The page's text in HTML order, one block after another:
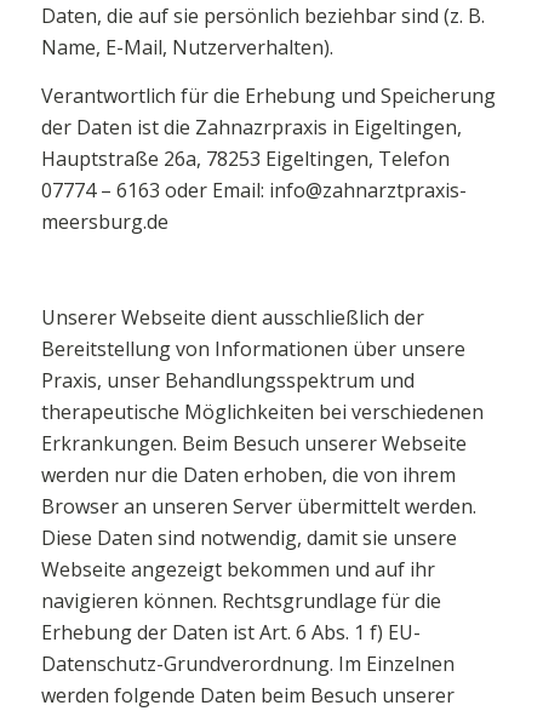
Daten, die auf sie persönlich beziehbar sind (z. B.
Name, E-Mail, Nutzerverhalten).
Verantwortlich für die Erhebung und Speicherung
der Daten ist die Zahnazrpraxis in Eigeltingen,
Hauptstraße 26a, 78253 Eigeltingen, Telefon
07774 – 6163 oder Email: info@zahnarztpraxis-
meersburg.de
Unserer Webseite dient ausschließlich der
Bereitstellung von Informationen über unsere
Praxis, unser Behandlungsspektrum und
therapeutische Möglichkeiten bei verschiedenen
Erkrankungen. Beim Besuch unserer Webseite
werden nur die Daten erhoben, die von ihrem
Browser an unseren Server übermittelt werden.
Diese Daten sind notwendig, damit sie unsere
Webseite angezeigt bekommen und auf ihr
navigieren können. Rechtsgrundlage für die
Erhebung der Daten ist Art. 6 Abs. 1 f) EU-
Datenschutz-Grundverordnung. Im Einzelnen
werden folgende Daten beim Besuch unserer